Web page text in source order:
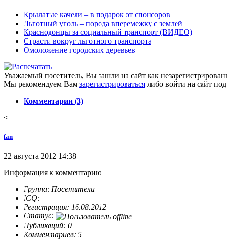
Крылатые качели – в подарок от спонсоров
Льготный уголь – порода вперемежку с землей
Краснодонцы за социальный транспорт (ВИДЕО)
Страсти вокруг льготного транспорта
Омоложение городских деревьев
Уважаемый посетитель, Вы зашли на сайт как
Мы рекомендуем Вам зарегистрироваться либо войти на сайт
Комментарии (3)
<
fan
22 августа 2012 14:38
Информация к комментарию
Группа: Посетители
ICQ:
Регистрация: 16.08.2012
Статус:
Публикаций: 0
Комментариев: 5